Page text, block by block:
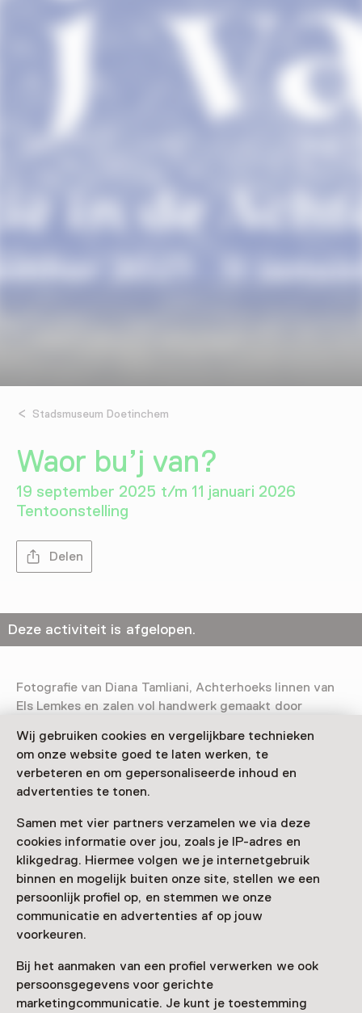
Wij gebruiken cookies en vergelijkbare technieken
om onze website goed te laten werken, te
verbeteren en om gepersonaliseerde inhoud en
advertenties te tonen.
Samen met vier partners verzamelen we via deze
cookies informatie over jou, zoals je IP-adres en
klikgedrag. Hiermee volgen we je internetgebruik
binnen en mogelijk buiten onze site, stellen we een
persoonlijk profiel op, en stemmen we onze
communicatie en advertenties af op jouw
voorkeuren.
Bij het aanmaken van een profiel verwerken we ook
persoonsgegevens voor gerichte
marketingcommunicatie. Je kunt je toestemming
Stadsmuseum Doetinchem
Waor bu’j van?
19 september 2025 t/m 11 januari 2026
Tentoonstelling
Delen
Deze activiteit is afgelopen.
Fotografie van Diana Tamliani, Achterhoeks linnen van
Els Lemkes en zalen vol handwerk gemaakt door
bu’j van?' belicht het thema ‘migratie’ en daagt
bezoekers uit naar hun eigen achtergrond te kijken.
Communityproject
handwerk te zien van kunstenaars én deelnemers van
Lang Leve Kunst & Naoberschap (Amphion
cultuurbedrijf) die op creatieve wijze hun eigen
verleden hebben onderzocht. Aanleiding van de
tentoonstelling is het onderzoeksproject ‘Mijn
Achtergrond’ van Erfgoedcentrum Achterhoek en
Liemers (ECAL) naar de migratieachtergronden van
Achterhoekers.